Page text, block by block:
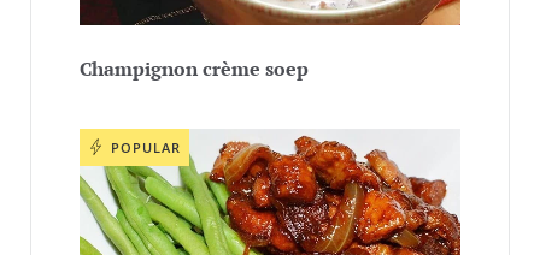
Champignon crème soep
POPULAR